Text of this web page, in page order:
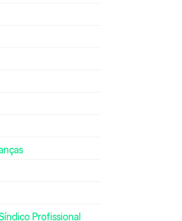
Profissional